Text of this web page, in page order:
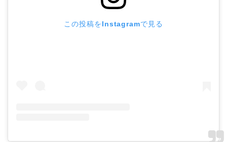
この投稿をInstagramで見る